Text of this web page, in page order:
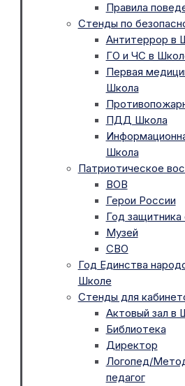
Правила
Стенды по
Антитеррор в
ГО и ЧС в
Первая
Школа
ПДД Школа
Школа
Патриотическое
ВОВ
Герои России
Год защитника
Музей
СВО
Год Единства
Школе
Стенды для
Актовый зал в
Библиотека
Директор
Логопед/
педагог